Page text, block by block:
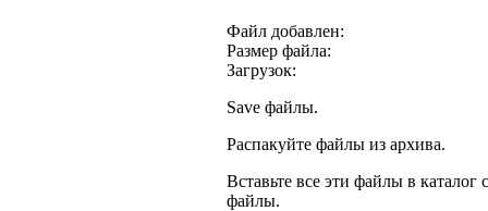
Файл добавлен:
Размер файла:
Загрузок:
Save файлы.
Распакуйте файлы из архива.
Вставьте все эти файлы в каталог
файлы.